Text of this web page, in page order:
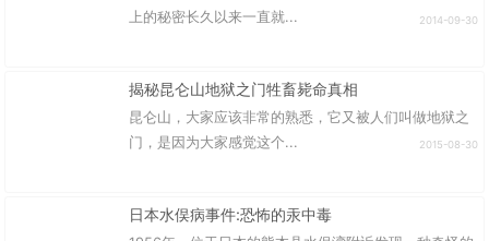
上的秘密长久以来一直就...
2014-09-30
揭秘昆仑山地狱之门牲畜毙命真相
昆仑山，大家应该非常的熟悉，它又被人们叫做地狱之
门，是因为大家感觉这个...
2015-08-30
日本水俣病事件:恐怖的汞中毒